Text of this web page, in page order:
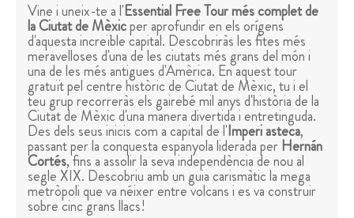
Vine i uneix-te a l'Essential Free Tour més complet de
la Ciutat de Mèxicper aprofundir en els orígens
d'aquesta increïble capital. Descobriràs les fites més
meravelloses d'una de les ciutats més grans del món i
una de les més antigues d'Amèrica. En aquest tour
gratuït pel centre històric de Ciutat de Mèxic, tu i el
teu grup recorreràs els gairebé mil anys d'història de la
Ciutat de Mèxic d'una manera divertida i entretinguda.
Des dels seus inicis com a capital de l'Imperi asteca,
passant per la conquesta espanyola liderada perHernán
Cortés, fins a assolir la seva independència de nou al
segle XIX. Descobriu amb un guia carismàtic la mega
metròpoli que va néixer entre volcans i es va construir
sobre cinc grans llacs!